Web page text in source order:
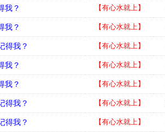
我？ 【有心水就上】
我？ 【有心水就上】
得我？ 【有心水就上】
我？ 【有心水就上】
我？ 【有心水就上】
得我？ 【有心水就上】
得我？ 【有心水就上】